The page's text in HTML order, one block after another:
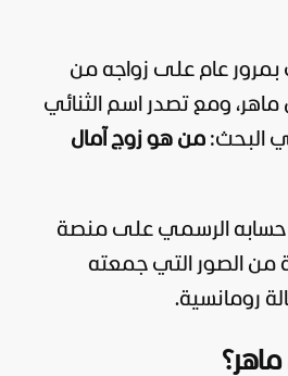
عام على زواجه من
ماهر، ومع تصدر اسم الثنائي
في البحث: من هو زوج آمال
الرسمي على منصة
من الصور التي جمعته
رومانسية.